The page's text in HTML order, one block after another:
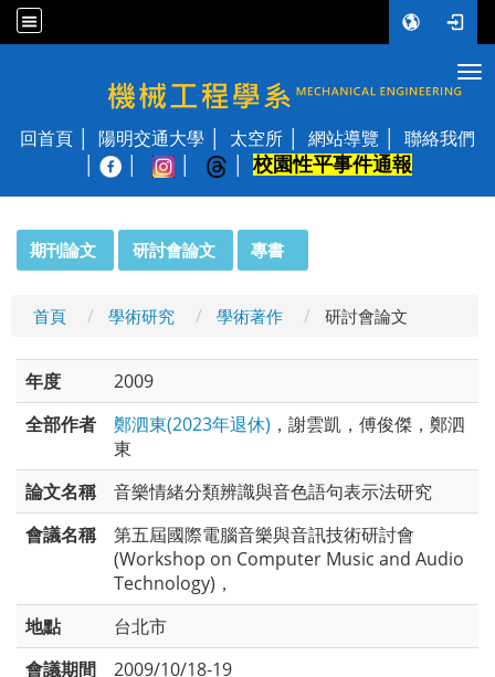
國立陽明交通大學 機械工程學系
回首頁 陽明交通大學 太空所 網站導覽
聯絡我們
校園性平事件通報
期刊論文 研討會論文 專書
首頁 學術研究 學術著作 研討會論文
年度
2009
全部作者
鄭泗東(2023年退休) ，謝雲凱，傅俊傑，鄭泗
東
論文名稱
音樂情緒分類辨識與音色語句表示法研究
會議名稱
第五屆國際電腦音樂與音訊技術研討會
(Workshop on Computer Music and Audio
Technology)，
地點
台北市
會議期間
2009/10/18-19